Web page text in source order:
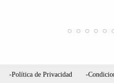
-Política de Privacidad -